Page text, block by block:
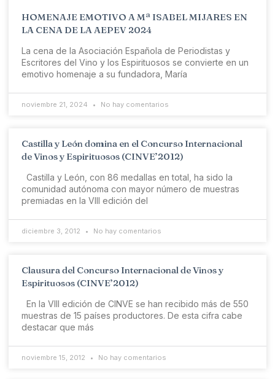
HOMENAJE EMOTIVO A Mª ISABEL MIJARES EN
LA CENA DE LA AEPEV 2024
La cena de la Asociación Española de Periodistas y
Escritores del Vino y los Espirituosos se convierte en un
emotivo homenaje a su fundadora, María
noviembre 21, 2024 No hay comentarios
Castilla y León domina en el Concurso Internacional
de Vinos y Espirituosos (CINVE’2012)
Castilla y León, con 86 medallas en total, ha sido la
comunidad autónoma con mayor número de muestras
premiadas en la VIII edición del
diciembre 3, 2012 No hay comentarios
Clausura del Concurso Internacional de Vinos y
Espirituosos (CINVE’2012)
En la VIII edición de CINVE se han recibido más de 550
muestras de 15 países productores. De esta cifra cabe
destacar que más
noviembre 15, 2012 No hay comentarios